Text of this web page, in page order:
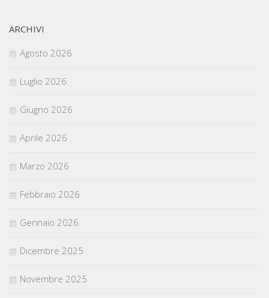
ARCHIVI
Agosto 2026
Luglio 2026
Giugno 2026
Aprile 2026
Marzo 2026
Febbraio 2026
Gennaio 2026
Dicembre 2025
Novembre 2025